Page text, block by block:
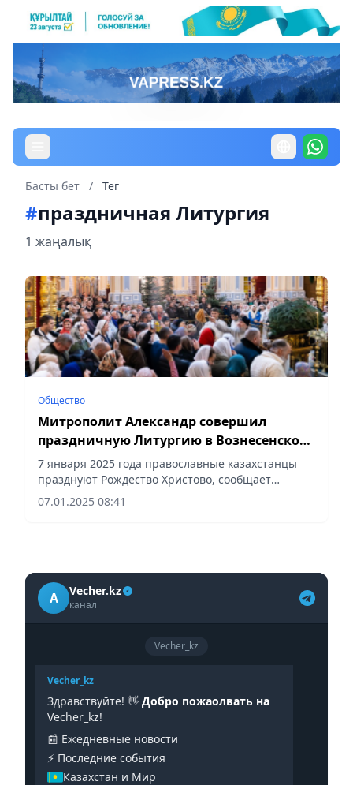
Басты бет / Тег
#праздничная Литургия
1 жаңалық
Общество
Митрополит Александр совершил
праздничную Литургию в Вознесенском
соборе Алматы
7 января 2025 года православные казахстанцы
празднуют Рождество Христово, сообщает
Vecher.kz.
07.01.2025 08:41
A Vecher.kz
канал
Vecher_kz
Vecher_kz
Здравствуйте! 👋 Добро пожаолвать на
Vecher_kz!
📰 Ежедневные новости
⚡️ Последние события
Казахстан и Мир